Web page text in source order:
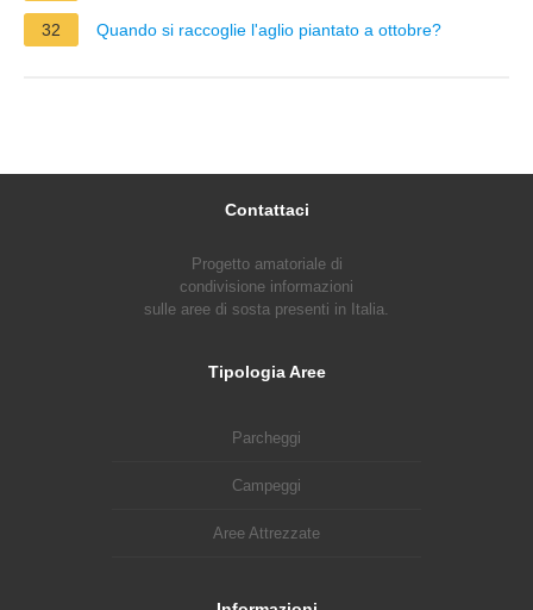
32 Quando si raccoglie l'aglio piantato a ottobre?
Contattaci
Progetto amatoriale di
condivisione informazioni
sulle aree di sosta presenti in Italia.
Tipologia Aree
Parcheggi
Campeggi
Aree Attrezzate